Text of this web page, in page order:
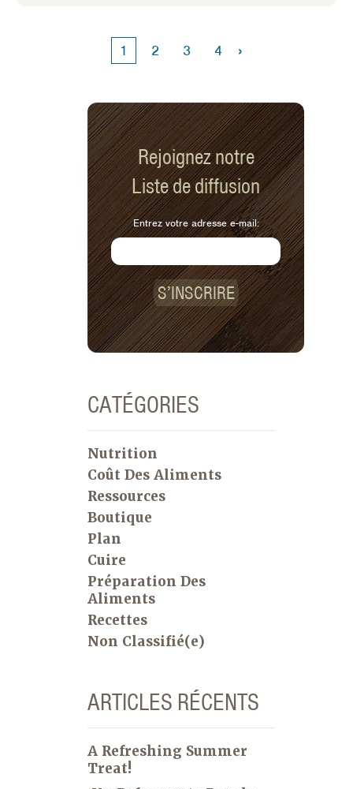
1 2 3 4 ›
Rejoignez notre
Liste de diffusion
Entrez votre adresse e-mail:
S’INSCRIRE
CATÉGORIES
Nutrition
Coût Des Aliments
Ressources
Boutique
Plan
Cuire
Préparation Des
Aliments
Recettes
Non Classifié(e)
ARTICLES RÉCENTS
A Refreshing Summer
Treat!